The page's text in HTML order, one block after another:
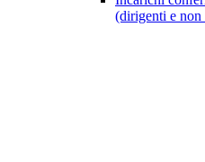
(dirigenti e